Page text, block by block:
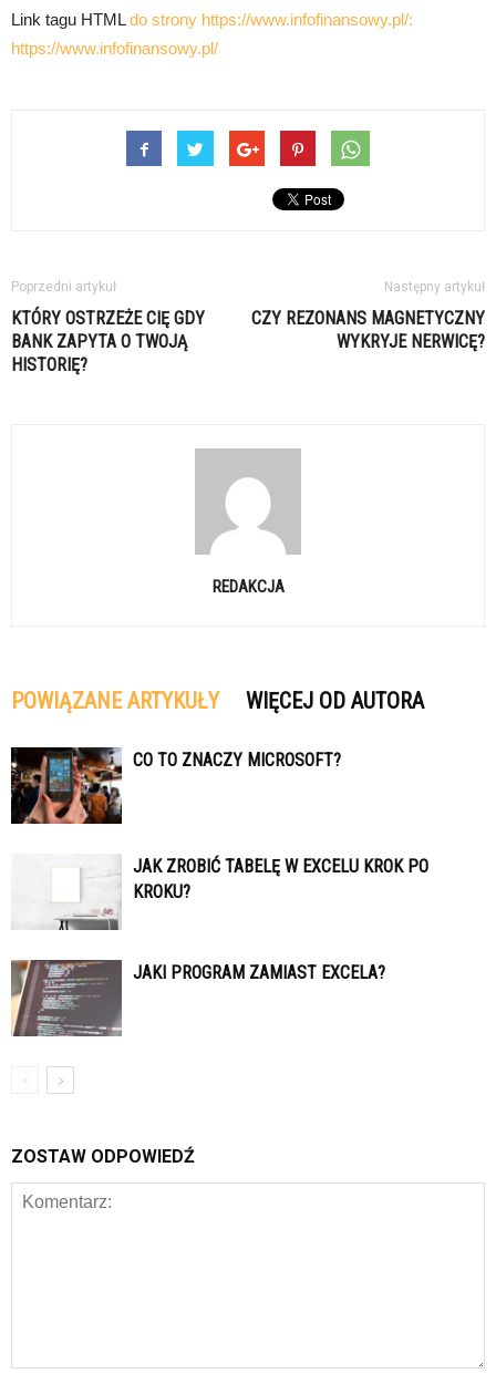
Link tagu HTMLdo strony https://www.infofinansowy.pl/:
https://www.infofinansowy.pl/
Poprzedni artykuł
KTÓRY OSTRZEŻE CIĘ GDY
BANK ZAPYTA O TWOJĄ
HISTORIĘ?
Następny artykuł
CZY REZONANS MAGNETYCZNY
WYKRYJE NERWICĘ?
REDAKCJA
POWIĄZANE ARTYKUŁY WIĘCEJ OD AUTORA
CO TO ZNACZY MICROSOFT?
JAK ZROBIĆ TABELĘ W EXCELU KROK PO
KROKU?
JAKI PROGRAM ZAMIAST EXCELA?
ZOSTAW ODPOWIEDŹ